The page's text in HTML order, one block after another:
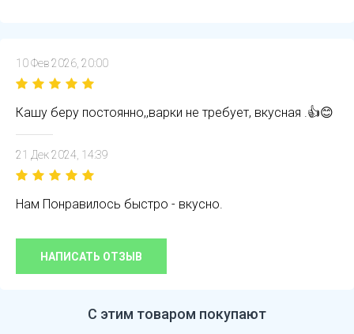
10 Фев 2026, 20:00
Кашу беру постоянно,,варки не требует, вкусная .👍😊
21 Дек 2024, 14:39
Нам Понравилось быстро - вкусно.
НАПИСАТЬ ОТЗЫВ
С этим товаром покупают